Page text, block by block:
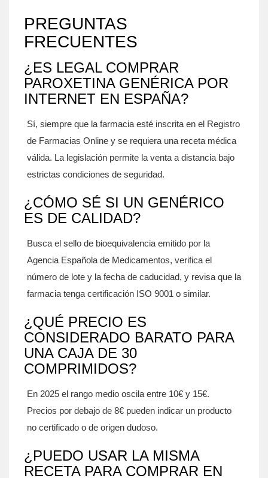
PREGUNTAS
FRECUENTES
¿ES LEGAL COMPRAR
PAROXETINA GENÉRICA POR
INTERNET EN ESPAÑA?
Sí, siempre que la farmacia esté inscrita en el Registro
de Farmacias Online y se requiera una receta médica
válida. La legislación permite la venta a distancia bajo
estrictas condiciones de seguridad.
¿CÓMO SÉ SI UN GENÉRICO
ES DE CALIDAD?
Busca el sello de bioequivalencia emitido por la
Agencia Española de Medicamentos, verifica el
número de lote y la fecha de caducidad, y revisa que la
farmacia tenga certificación ISO 9001 o similar.
¿QUÉ PRECIO ES
CONSIDERADO BARATO PARA
UNA CAJA DE 30
COMPRIMIDOS?
En 2025 el rango medio oscila entre 10€ y 15€.
Precios por debajo de 8€ pueden indicar un producto
no certificado o de origen dudoso.
¿PUEDO USAR LA MISMA
RECETA PARA COMPRAR EN